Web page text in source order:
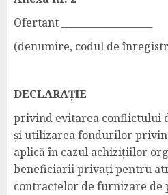
Ofertant ___________________
(denumire, codul de
DECLARAȚIE
privind evitarea conflictului
și utilizarea fondurilor
aplică în cazul achizițiilor
beneficiarii privați pentru
contractelor de furnizare de